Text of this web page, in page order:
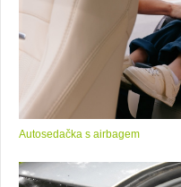
Autosedačka s airbagem